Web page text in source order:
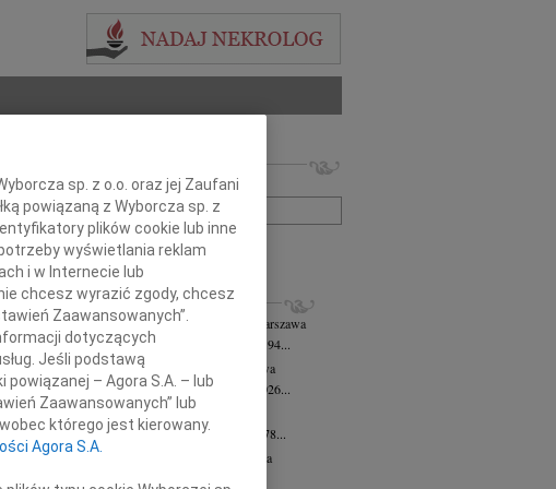
Imię i nazwisko lub numer ogłoszenia:
+ szukanie zaawansowane
INNE NEKROLOGI
Jerzy Downarowiczwiek: 94
Warszawa
W dniu 1 sierpnia 2026 roku zmarł w wieku 94...
Krystyna Czerny-Latek
Warszawa
Z żalem zawiadamiamy, że dnia 3 sierpnia 2026...
Ewa Wolińska-Witort 07.08.2026
W dniu 31 lipca 2026 roku zmarła w wieku 78...
Małgorzata Kościelska
Warszawa
sp. z o.o. oraz jej Zaufani
powiązaną z Wyborcza sp. z
plików cookie lub inne
wyświetlania reklam
i w Internecie lub
chcesz wyrazić zgody, chcesz
Zaawansowanych”.
dotyczących
Jeśli podstawą
– Agora S.A. – lub
Zaawansowanych” lub
którego jest kierowany.
Agora S.A.